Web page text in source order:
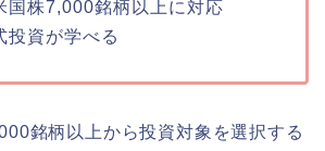
国株7,000銘柄以上に対応
投資が学べる
銘柄以上から投資対象を選択する